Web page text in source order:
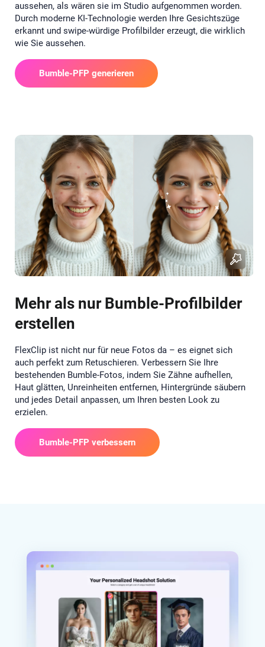
aussehen, als wären sie im Studio aufgenommen worden.
Durch moderne KI-Technologie werden Ihre Gesichtszüge
erkannt und swipe-würdige Profilbilder erzeugt, die wirklich
wie Sie aussehen.
Bumble-PFP generieren
Mehr als nur Bumble-Profilbilder
erstellen
FlexClip ist nicht nur für neue Fotos da – es eignet sich
auch perfekt zum Retuschieren. Verbessern Sie Ihre
bestehenden Bumble-Fotos, indem Sie Zähne aufhellen,
Haut glätten, Unreinheiten entfernen, Hintergründe säubern
und jedes Detail anpassen, um Ihren besten Look zu
erzielen.
Bumble-PFP verbessern